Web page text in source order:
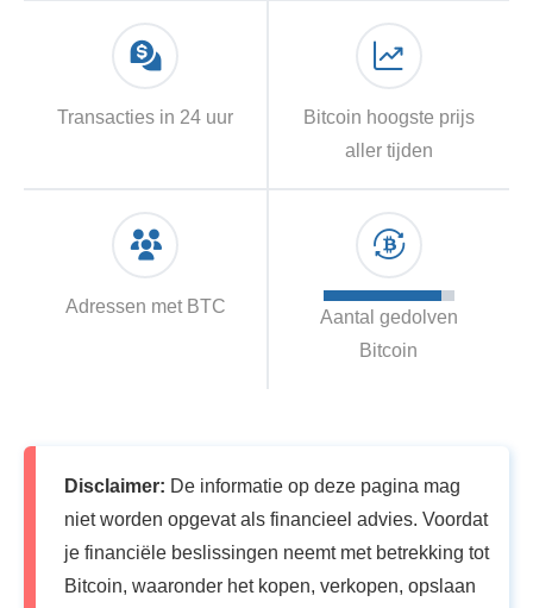
Transacties in 24 uur
Bitcoin hoogste prijs
aller tijden
Adressen met BTC
Aantal gedolven
Bitcoin
Disclaimer: De informatie op deze pagina mag
niet worden opgevat als financieel advies. Voordat
je financiële beslissingen neemt met betrekking tot
Bitcoin, waaronder het kopen, verkopen, opslaan